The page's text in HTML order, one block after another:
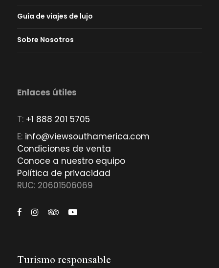
Guía de viajes de lujo
Sobre Nosotros
Enlaces útiles
T: +1 888 201 5705
E: info@viewsouthamerica.com
Condiciones de venta
Conoce a nuestro equipo
Política de privacidad
RUC: 20601506069
Turismo responsable